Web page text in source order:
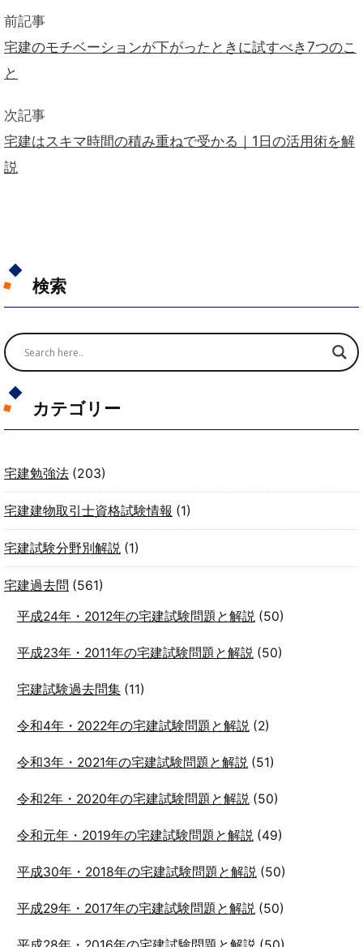
前記事
宅建のモチベーションが下がったときに試すべき7つのこ
と
次記事
宅建はスキマ時間の積み重ねで受かる｜1日の活用術を解
説
検索
カテゴリー
宅建勉強法 (203)
宅建建物取引士資格試験情報 (1)
宅建試験分野別解説 (1)
宅建過去問 (561)
平成24年・2012年の宅建試験問題と解説(50)
平成23年・2011年の宅建試験問題と解説(50)
宅建試験過去問集(11)
令和4年・2022年の宅建試験問題と解説(2)
令和3年・2021年の宅建試験問題と解説(51)
令和2年・2020年の宅建試験問題と解説(50)
令和元年・2019年の宅建試験問題と解説(49)
平成30年・2018年の宅建試験問題と解説(50)
平成29年・2017年の宅建試験問題と解説(50)